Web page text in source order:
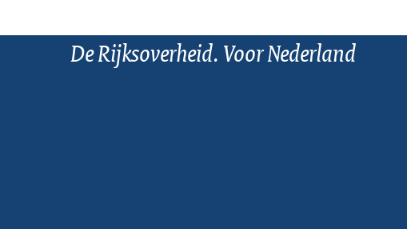
De Rijksoverheid. Voor Nederland